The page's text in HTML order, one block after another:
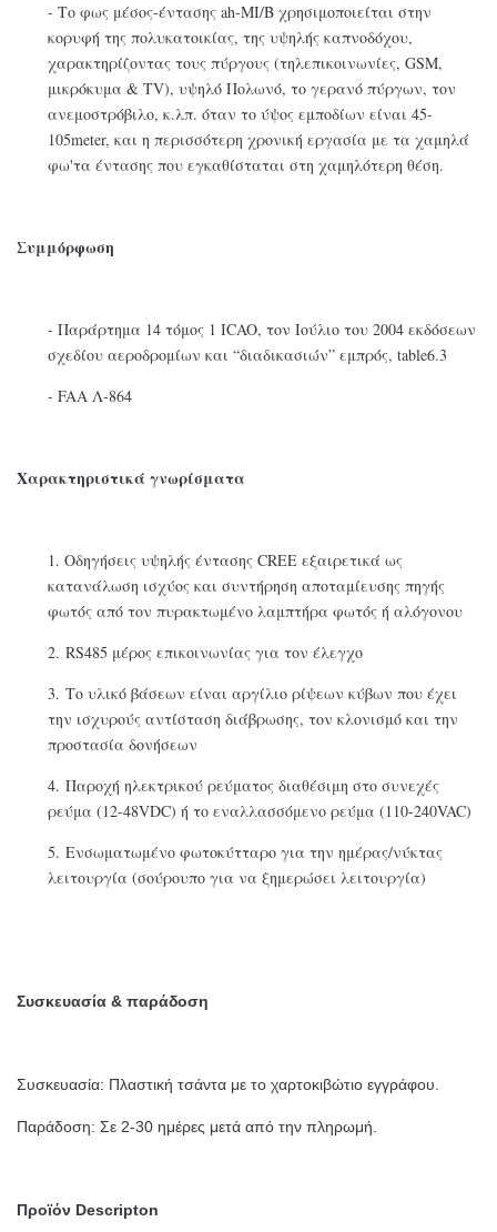
- Το φως μέσος-έντασης ah-MI/B χρησιμοποιείται στην
κορυφή της πολυκατοικίας, της υψηλής καπνοδόχου,
χαρακτηρίζοντας τους πύργους (τηλεπικοινωνίες, GSM,
μικρόκυμα & TV), υψηλό Πολωνό, το γερανό πύργων, τον
ανεμοστρόβιλο, κ.λπ. όταν το ύψος εμποδίων είναι 45-
105meter, και η περισσότερη χρονική εργασία με τα χαμηλά
φω'τα έντασης που εγκαθίσταται στη χαμηλότερη θέση.
Συμμόρφωση
- Παράρτημα 14 τόμος 1 ICAO, τον Ιούλιο του 2004 εκδόσεων
σχεδίου αεροδρομίων και “διαδικασιών” εμπρός, table6.3
- FAA Λ-864
Χαρακτηριστικά γνωρίσματα
1. Οδηγήσεις υψηλής έντασης CREE εξαιρετικά ως
κατανάλωση ισχύος και συντήρηση αποταμίευσης πηγής
φωτός από τον πυρακτωμένο λαμπτήρα φωτός ή αλόγονου
2. RS485 μέρος επικοινωνίας για τον έλεγχο
3. Το υλικό βάσεων είναι αργίλιο ρίψεων κύβων που έχει
την ισχυρούς αντίσταση διάβρωσης, τον κλονισμό και την
προστασία δονήσεων
4. Παροχή ηλεκτρικού ρεύματος διαθέσιμη στο συνεχές
ρεύμα (12-48VDC) ή το εναλλασσόμενο ρεύμα (110-240VAC)
5. Ενσωματωμένο φωτοκύτταρο για την ημέρας/νύκτας
λειτουργία (σούρουπο για να ξημερώσει λειτουργία)
Συσκευασία & παράδοση
Συσκευασία: Πλαστική τσάντα με το χαρτοκιβώτιο εγγράφου.
Παράδοση: Σε 2-30 ημέρες μετά από την πληρωμή.
Προϊόν Descripton